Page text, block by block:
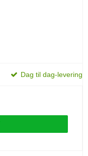
Dag til dag-levering